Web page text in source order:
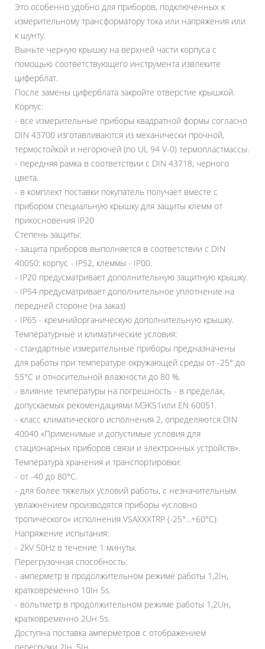
Это особенно удобно для приборов, подключенных к
измерительному трансформатору тока или напряжения или
к шунту.
Выньте черную крышку на верхней части корпуса с
помощью соответствующего инструмента извлеките
циферблат.
После замены циферблата закройте отверстие крышкой.
Корпус:
- все измерительные приборы квадратной формы согласно
DIN 43700 изготавливаются из механически прочной,
термостойкой и негорючей (по UL 94 V-0) термопластмассы.
- передняя рамка в соответствии с DIN 43718, черного
цвета.
- в комплект поставки покупатель получает вместе с
прибором специальную крышку для защиты клемм от
прикосновения IP20
Степень защиты:
- защита приборов выполняется в соответствии с DIN
40050: корпус - IP52, клеммы - IP00.
- IP20 предусматривает дополнительную защитную крышку.
- IP54 предусматривает дополнительное уплотнение на
передней стороне (на заказ)
- IP65 - кремнийорганическую дополнительную крышку.
Температурные и климатические условия:
- стандартные измерительные приборы предназначены
для работы при температуре окружающей среды от -25° до
55°C и относительной влажности до 80 %.
- влияние температуры на погрешность - в пределах,
допускаемых рекомендациями МЭК51или EN 60051.
- класс климатического исполнения 2, определяются DIN
40040 «‎Применимые и допустимые условия для
стационарных приборов связи и электронных устройств»‎.
Температура хранения и транспортировки:
- от -40 до 80°C.
- для более тяжелых условий работы, с незначительным
увлажнением производятся приборы «‎условно
тропического»‎ исполнения VSAXXXTRP (-25°...+60°C).
Напряжение испытания:
- 2kV 50Hz в течение 1 минуты.
Перегрузочная способность:
- амперметр в продолжительном режиме работы 1,2Iн,
кратковременно 10Iн 5s.
- вольтметр в продолжительном режиме работы 1,2Uн,
кратковременно 2Uн 5s.
Доступна поставка амперметров с отображением